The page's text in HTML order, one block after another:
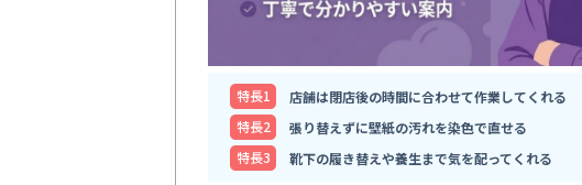
特⻑1
店舗は閉店後の時間に合わせて作業してくれる
特⻑2
張り替えずに壁紙の汚れを染色で直せる
特⻑3
靴下の履き替えや養生まで気を配ってくれる